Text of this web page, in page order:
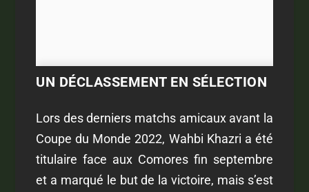
UN DÉCLASSEMENT EN SÉLECTION
Lors des derniers matchs amicaux avant la
Coupe du Monde 2022, Wahbi Khazri a été
titulaire face aux Comores fin septembre
et a marqué le but de la victoire, mais s’est